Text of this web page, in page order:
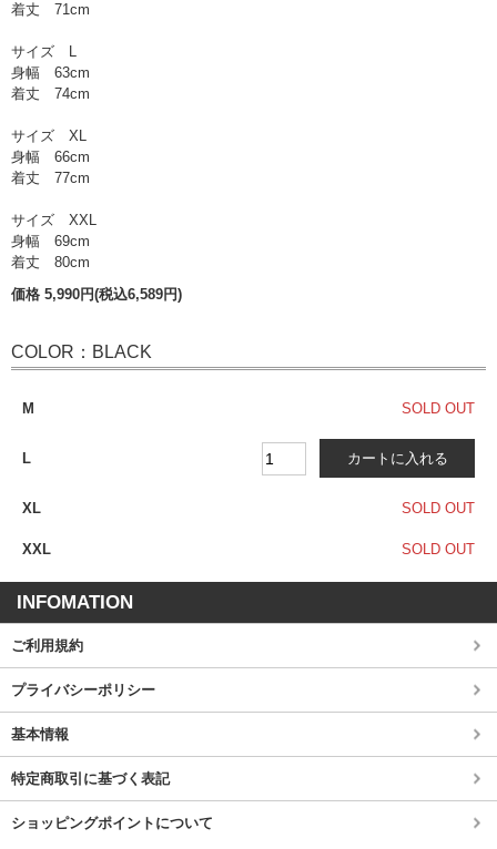
着丈 71cm
サイズ L
身幅 63cm
着丈 74cm
サイズ XL
身幅 66cm
着丈 77cm
サイズ XXL
身幅 69cm
着丈 80cm
価格 5,990円(税込6,589円)
COLOR：BLACK
M SOLD OUT
L
XL SOLD OUT
XXL SOLD OUT
INFOMATION
ご利用規約
プライバシーポリシー
基本情報
特定商取引に基づく表記
ショッピングポイントについて